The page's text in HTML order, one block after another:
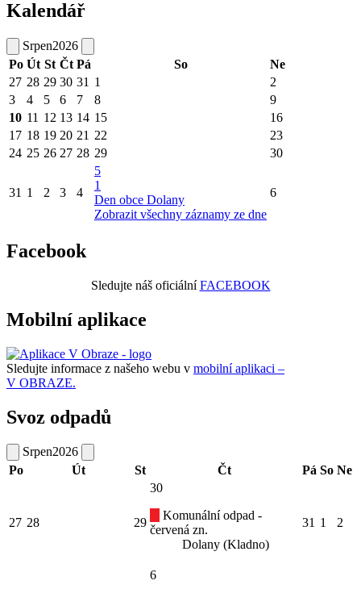
Kalendář
Srpen2026
Po Út St Čt Pá So
Ne
27 28 29 30 31 1
2
3
4 5 6 7 8
9
10 11 12 13 14 15
16
17 18 19 20 21 22
23
24 25 26 27 28 29 30
31 1 2 3 4
5
1
Den obce Dolany
Zobrazit všechny záznamy ze dne
6
Facebook
Sledujte náš oficiálníFACEBOOK
Mobilní aplikace
Sledujte informace z našeho webu v mobilní aplikaci –
V OBRAZE.
Svoz odpadů
Srpen2026
Po
Út St Čt Pá So Ne
27 28 29
30
Komunální odpad -
červená zn.
Dolany (Kladno)
31 1 2
6